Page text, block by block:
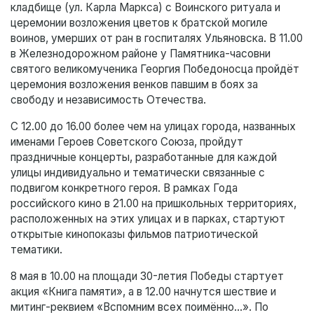
кладбище (ул. Карла Маркса) с Воинского ритуала и
церемонии возложения цветов к братской могиле
воинов, умерших от ран в госпиталях Ульяновска. В 11.00
в Железнодорожном районе у Памятника-часовни
святого великомученика Георгия Победоносца пройдёт
церемония возложения венков павшим в боях за
свободу и независимость Отечества.
С 12.00 до 16.00 более чем на улицах города, названных
именами Героев Советского Союза, пройдут
праздничные концерты, разработанные для каждой
улицы индивидуально и тематически связанные с
подвигом конкретного героя. В рамках Года
российского кино в 21.00 на пришкольных территориях,
расположенных на этих улицах и в парках, стартуют
открытые кинопоказы фильмов патриотической
тематики.
8 мая в 10.00 на площади 30-летия Победы стартует
акция «Книга памяти», а в 12.00 начнутся шествие и
митинг-реквием «Вспомним всех поимённо…». По